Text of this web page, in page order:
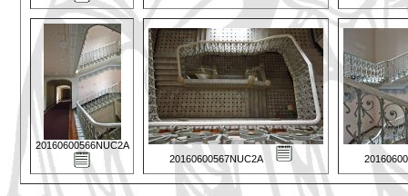
20160600566NUC2A
20160600567NUC2A